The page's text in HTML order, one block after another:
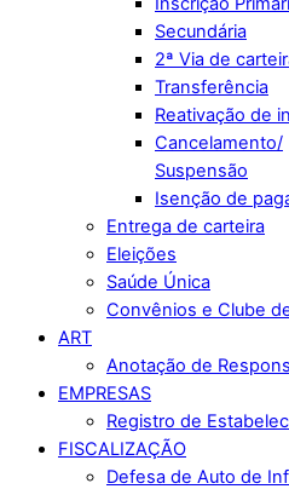
Secundária
2ª Via de
Transferência
Reativação de
Cancelamento/
Suspensão
Isenção de
Entrega de carteira
Eleições
Saúde Única
Convênios e Clube
ART
Anotação de
EMPRESAS
Registro de
FISCALIZAÇÃO
Defesa de Auto de